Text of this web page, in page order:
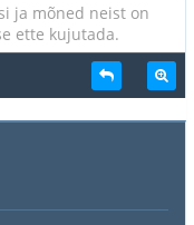
ja mõned neist on
ette kujutada.